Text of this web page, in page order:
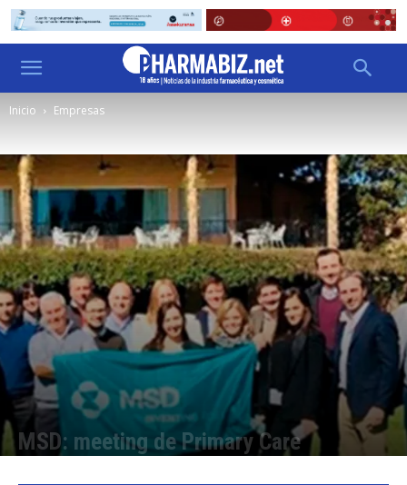
Inicio Empresas
MSD: meeting de Primary Care